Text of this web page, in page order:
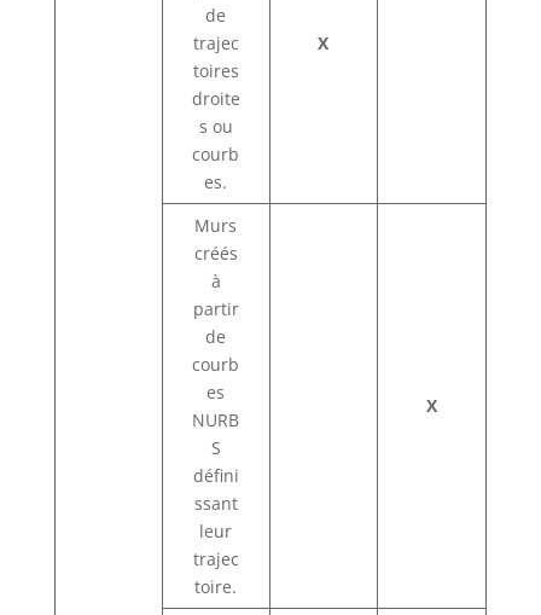
de
trajec
toires
droite
s ou
courb
es.
X
Murs
créés
à
partir
de
courb
es
NURB
S
défini
ssant
leur
trajec
toire.
X